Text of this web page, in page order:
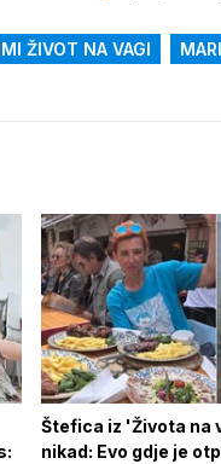
ŽIVOT NA VAGI
Štefica iz 'Života na
nikad: Evo gdje je